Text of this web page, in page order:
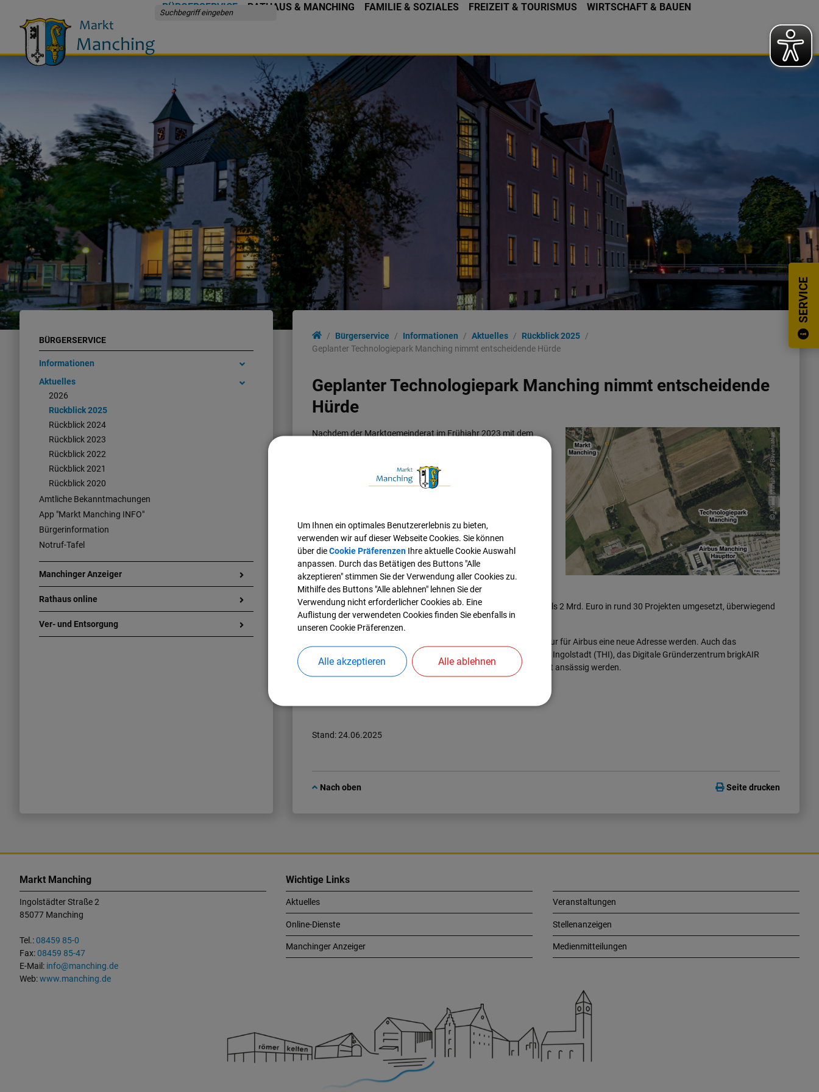
BÜRGERSERVICE RATHAUS & MANCHING FAMILIE & SOZIALES FREIZEIT & TOURISMUS WIRTSCHAFT & BAUEN
SERVICE
BÜRGERSERVICE
Informationen
Aktuelles
2026
Rückblick 2025
Rückblick 2024
Rückblick 2023
Rückblick 2022
Rückblick 2021
Rückblick 2020
Amtliche Bekanntmachungen
App "Markt Manching INFO"
Bürgerinformation
Notruf-Tafel
Manchinger Anzeiger
Rathaus online
Ver- und Entsorgung
Bürgerservice Informationen Aktuelles
Rückblick 2025
Geplanter Technologiepark Manching nimmt entscheidende Hürde
Geplanter Technologiepark Manching nimmt entscheidende
Hürde
Markt Manching / Bayernatlas
Nachdem der Marktgemeinderat im Frühjahr 2023 mit dem
gegenüber der Hauptzufahrt zum Airbus-Gelände (Flugplatz)
frei gemacht hat, konnte nun der nächste Schritt erfolgen.
Grundbesitz an Indigo Invest verkauft. Der Verkauf wurde im
Mai 2025 notariell beurkundet. Seit 2021 haben die Gemeinde
und der in Düsseldorf ansässige Investor über den Verkauf
verhandelt und diverse Vorplanungen durchgeführt.
Indigo Invest ist eine deutsche Immobilien-
Investmentgesellschaft. Die Gesellschaft wurde 2010
gegründet. Seitdem wurde ein Transaktionsvolumen von mehr als 2 Mrd. Euro in rund 30 Projekten umgesetzt, überwiegend
in den Bereichen Büro, Wohnen und Fachmarkt.
Die neuen Gebäude im Technologiepark Manching sollen nicht nur für Airbus eine neue Adresse werden. Auch das
Technologietransferzentrum (TTZ) der Technischen Hochschule Ingolstadt (THI), das Digitale Gründerzentrum brigkAIR
sowie Entwickler und Zulieferer der Luftfahrtindustrie sollen dort ansässig werden.
Stand: 24.06.2025
Nach oben Seite drucken
Markt Manching
Ingolstädter Straße 2
85077 Manching
Tel.:08459 85-0
Fax:08459 85-47
E-Mail: info@manching.de
Web:www.manching.de
Wichtige Links
Aktuelles
Online-Dienste
Manchinger Anzeiger
Veranstaltungen
Stellenanzeigen
Medienmitteilungen
Um Ihnen ein optimales Benutzererlebnis zu bieten,
verwenden wir auf dieser Webseite Cookies. Sie können
über dieCookie PräferenzenIhre aktuelle Cookie Auswahl
anpassen. Durch das Betätigen des Buttons "Alle
akzeptieren" stimmen Sie der Verwendung aller Cookies zu.
Mithilfe des Buttons "Alle ablehnen" lehnen Sie der
Verwendung nicht erforderlicher Cookies ab. Eine
Auflistung der verwendeten Cookies finden Sie ebenfalls in
unseren Cookie Präferenzen.
Alle akzeptieren Alle ablehnen